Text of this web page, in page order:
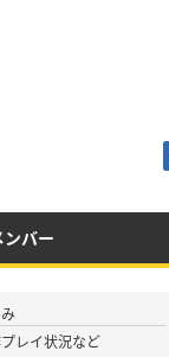
バー
レイ状況など